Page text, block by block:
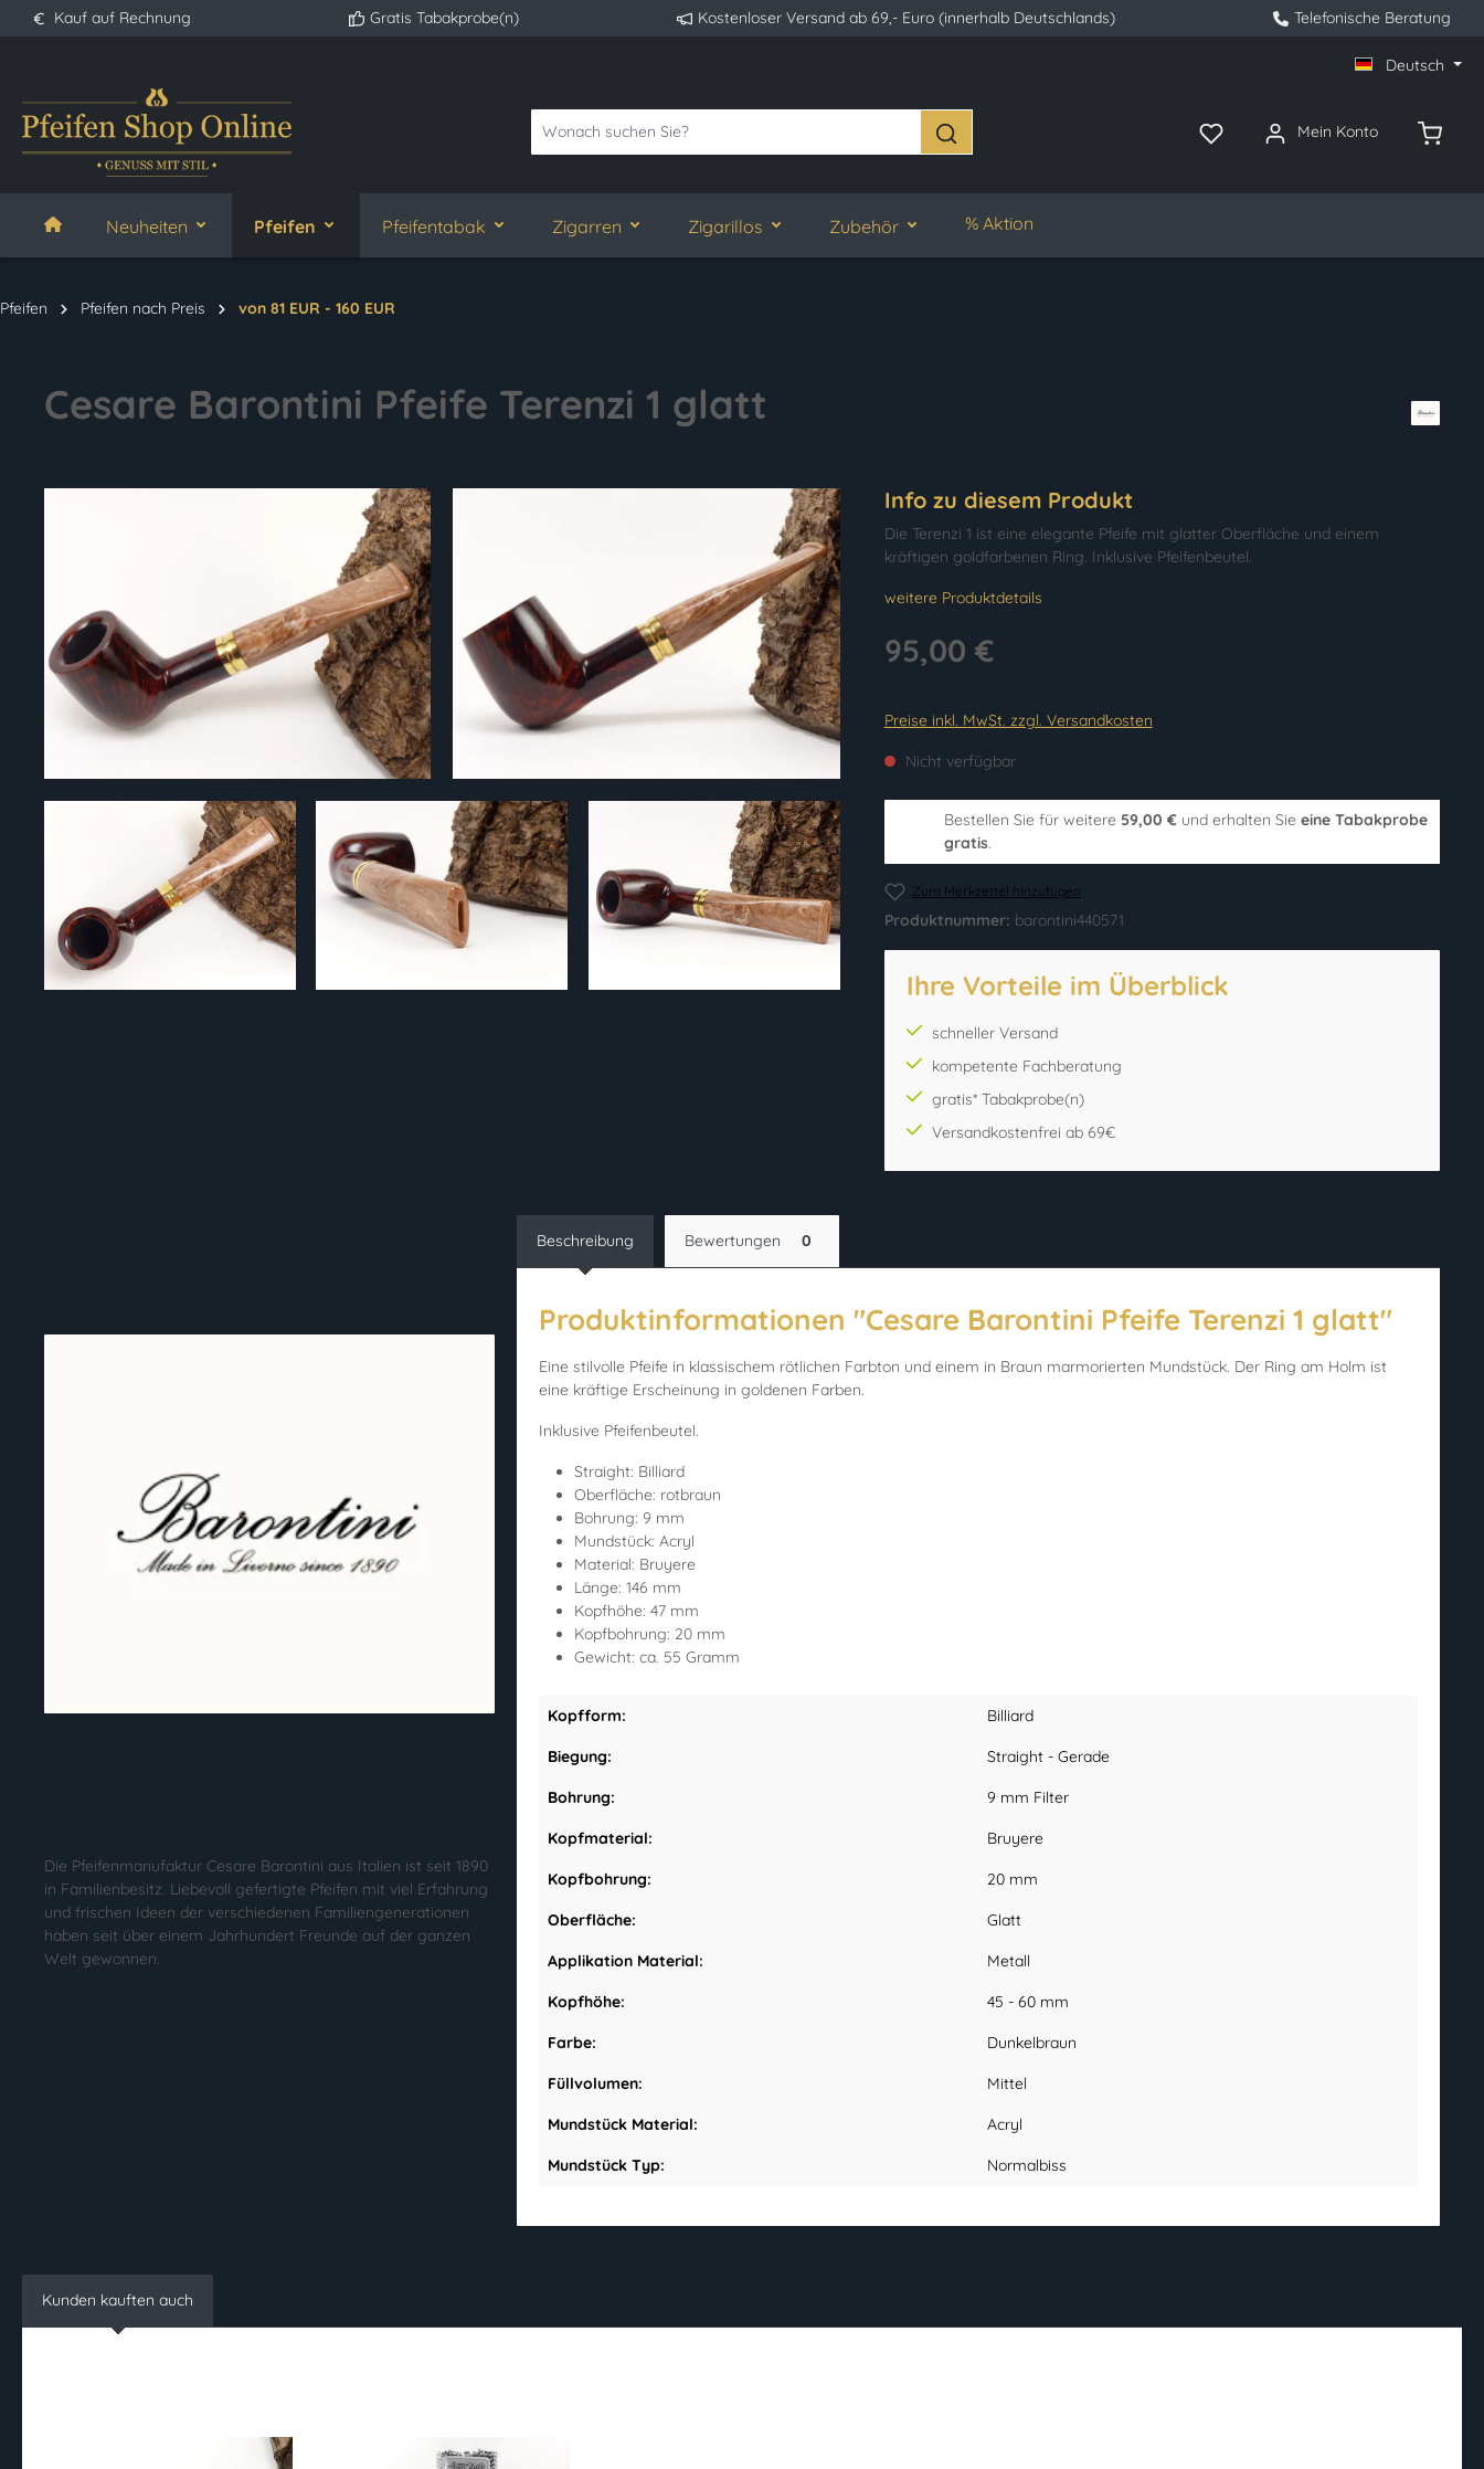
Zur Hauptnavigation springen
Kauf auf Rechnung Gratis Tabakprobe(n) Kostenloser Versand ab 69,- Euro (innerhalb Deutschlands) Telefonische Beratung
Deutsch
Mein Konto
Neuheiten Pfeifen Pfeifentabak Zigarren Zigarillos Zubehör % Aktion
Pfeifen Pfeifen nach Preis von 81 EUR - 160 EUR
Cesare Barontini Pfeife Terenzi 1 glatt
Info zu diesem Produkt
Die Terenzi 1 ist eine elegante Pfeife mit glatter Oberfläche und einem
kräftigen goldfarbenen Ring. Inklusive Pfeifenbeutel.
weitere Produktdetails
95,00 €
Preise inkl. MwSt. zzgl. Versandkosten
Nicht verfügbar
Bestellen Sie für weitere 59,00 €und erhalten Sie eine Tabakprobe
gratis.
Zum Merkzettel hinzufügen
Produktnummer: barontini440571
Ihre Vorteile im Überblick
schneller Versand
kompetente Fachberatung
gratis* Tabakprobe(n)
Versandkostenfrei ab 69€
Die Pfeifenmanufaktur Cesare Barontini aus Italien ist seit 1890
in Familienbesitz. Liebevoll gefertigte Pfeifen mit viel Erfahrung
und frischen Ideen der verschiedenen Familiengenerationen
haben seit über einem Jahrhundert Freunde auf der ganzen
Welt gewonnen.
Beschreibung Bewertungen 0
Produktinformationen "Cesare Barontini Pfeife Terenzi 1 glatt"
Eine stilvolle Pfeife in klassischem rötlichen Farbton und einem in Braun marmorierten Mundstück. Der Ring am Holm ist
eine kräftige Erscheinung in goldenen Farben.
Inklusive Pfeifenbeutel.
Straight: Billiard
Oberfläche: rotbraun
Bohrung: 9 mm
Mundstück: Acryl
Material: Bruyere
Länge: 146 mm
Kopfhöhe: 47 mm
Kopfbohrung: 20 mm
Gewicht: ca. 55 Gramm
Kopfform: Billiard
Biegung: Straight - Gerade
Bohrung: 9 mm Filter
Kopfmaterial: Bruyere
Kopfbohrung: 20 mm
Oberfläche: Glatt
Applikation Material: Metall
Kopfhöhe: 45 - 60 mm
Farbe: Dunkelbraun
Füllvolumen: Mittel
Mundstück Material: Acryl
Mundstück Typ: Normalbiss
Kunden kauften auch